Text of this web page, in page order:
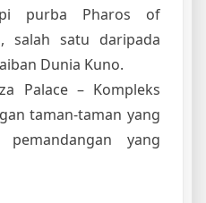
purba Pharos of
salah satu daripada
Dunia Kuno.
Palace – Kompleks
taman-taman yang
yang